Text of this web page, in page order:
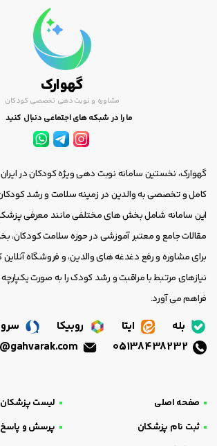
گهوارک
مشاوره و نوبت دهی تخصصی کودکان
ما را در شبکه های اجتماعی دنبال کنید
گهوارک، نخستین سامانه نوبت دهی ویژه کودکان در
کامل و تخصصی به والدین در زمینه سلامت و رشد
این سامانه شامل بخش های مختلفی مانند معرفی
مقالات جامع و معتبر آموزشی در حوزه سلامت
برای مشاوره و رفع دغدغه های والدین، و فروشگاه
نیازهای مرتبط با مراقبت و رشد کودک را به صورت
فراهم می آورد.
بله ایتا روبیکا
صفحه اصلی
لیست
ثبت نام پزشکان
پرسش و پاسخ